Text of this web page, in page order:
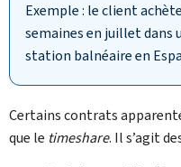
Exemple : le client
semaines en juillet dans
station balnéaire en
Certains contrats
que le timeshare. Il s’agit